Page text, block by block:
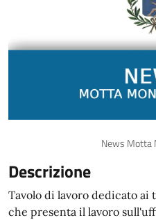
News Motta
Descrizione
Tavolo di lavoro dedicato
che presenta il lavoro